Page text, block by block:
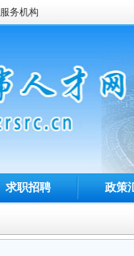
务机构
求职招聘 政策